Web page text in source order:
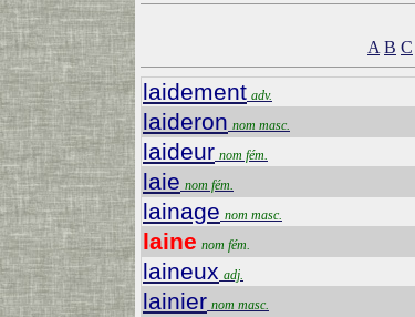
A B C
laidement adv.
laideron nom masc.
laideur nom fém.
laie nom fém.
lainage nom masc.
laine nom fém.
laineux adj.
lainier nom masc.